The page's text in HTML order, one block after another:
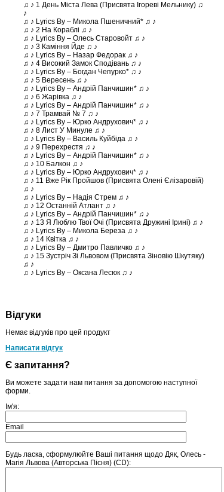
♫ ♪ 1 День Міста Лева (Присвята Ігореві Мельнику) ♫
♪
♫ ♪ Lyrics By – Микола Пшеничний* ♫ ♪
♫ ♪ 2 На Кораблі ♫ ♪
♫ ♪ Lyrics By – Олесь Старовойт ♫ ♪
♫ ♪ 3 Каміння Йде ♫ ♪
♫ ♪ Lyrics By – Назар Федорак ♫ ♪
♫ ♪ 4 Високий Замок Сподівань ♫ ♪
♫ ♪ Lyrics By – Богдан Чепурко* ♫ ♪
♫ ♪ 5 Вересень ♫ ♪
♫ ♪ Lyrics By – Андрій Панчишин* ♫ ♪
♫ ♪ 6 Жарівка ♫ ♪
♫ ♪ Lyrics By – Андрій Панчишин* ♫ ♪
♫ ♪ 7 Трамвай № 7 ♫ ♪
♫ ♪ Lyrics By – Юрко Андрухович* ♫ ♪
♫ ♪ 8 Лист У Минуле ♫ ♪
♫ ♪ Lyrics By – Василь Куйбіда ♫ ♪
♫ ♪ 9 Перехрестя ♫ ♪
♫ ♪ Lyrics By – Андрій Панчишин* ♫ ♪
♫ ♪ 10 Балкон ♫ ♪
♫ ♪ Lyrics By – Юрко Андрухович* ♫ ♪
♫ ♪ 11 Вже Рік Пройшов (Присвята Олені Єлізаровій)
♫ ♪
♫ ♪ Lyrics By – Надія Стрем ♫ ♪
♫ ♪ 12 Останній Атлант ♫ ♪
♫ ♪ Lyrics By – Андрій Панчишин* ♫ ♪
♫ ♪ 13 Я Люблю Твої Очі (Присвята Дружині Ірині) ♫ ♪
♫ ♪ Lyrics By – Микола Береза ♫ ♪
♫ ♪ 14 Квітка ♫ ♪
♫ ♪ Lyrics By – Дмитро Павличко ♫ ♪
♫ ♪ 15 Зустріч Зі Львовом (Присвята Зіновію Шкутяку)
♫ ♪
♫ ♪ Lyrics By – Оксана Лесюк ♫ ♪
Відгуки
Немає відгуків про цей продукт
Написати відгук
Є запитання?
Ви можете задати нам питання за допомогою наступної
форми.
Ім'я:
Email
Будь ласка, сформулюйте Ваші питання щодо Дяк, Олесь -
Магія Львова (Авторська Пісня) (CD):